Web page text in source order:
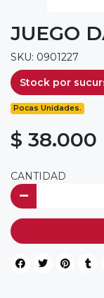
JUEGO
SKU: 0901227
Stock por
Pocas Unidades.
$ 38.000
CANTIDAD